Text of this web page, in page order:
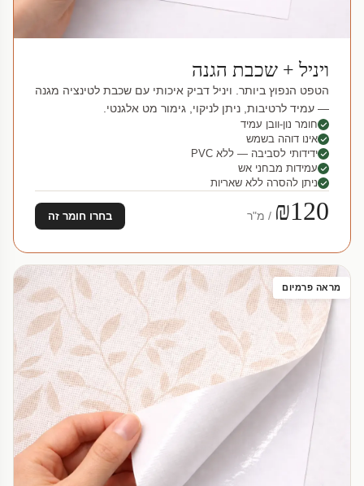
ויניל + שכבת הגנה
הטפט הנפוץ ביותר. ויניל דביק איכותי עם שכבת לטינציה מגנה
— עמיד לרטיבות, ניתן לניקוי, גימור מט אלגנטי.
חומר נון-וובן עמיד
אינו דוהה בשמש
ידידותי לסביבה — ללא PVC
עמידות מבחני אש
ניתן להסרה ללא שאריות
₪120 / מ"ר בחרו חומר זה
מראה פרמיום